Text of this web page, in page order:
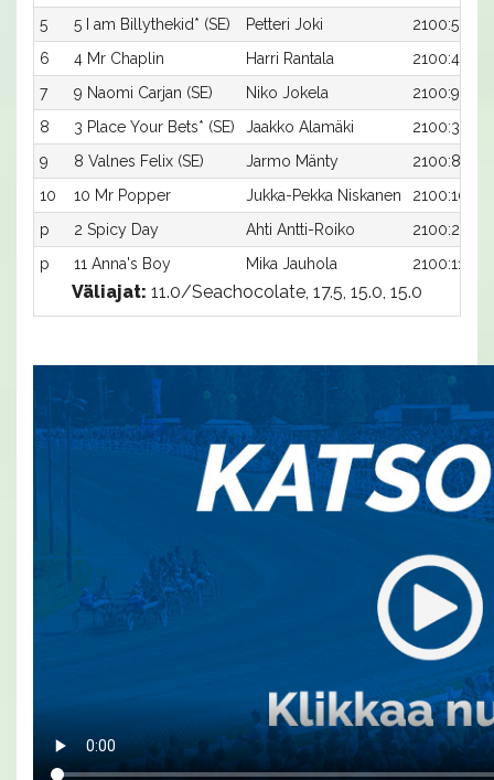
5
5 I am Billythekid* (SE) Petteri Joki
2100:5
6
4 Mr Chaplin Harri Rantala
2100:4
7
9 Naomi Carjan (SE) Niko Jokela
2100:9
8
3 Place Your Bets* (SE) Jaakko Alamäki
2100:3
9
8 Valnes Felix (SE) Jarmo Mänty
2100:8
10
10 Mr Popper Jukka-Pekka Niskanen
2100:10
p
2 Spicy Day Ahti Antti-Roiko
2100:2
p
11 Anna's Boy Mika Jauhola 2100:11
Väliajat: 11.0/Seachocolate, 17.5, 15.0, 15.0